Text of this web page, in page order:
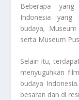
Beberapa
Indonesia yang
budaya,
serta Museum
Selain itu,
menyuguhkan
budaya
besaran dan di